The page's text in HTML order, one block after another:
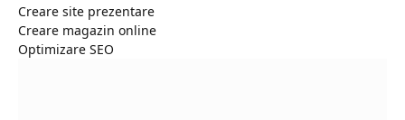
Creare site prezentare
Creare magazin online
Optimizare SEO